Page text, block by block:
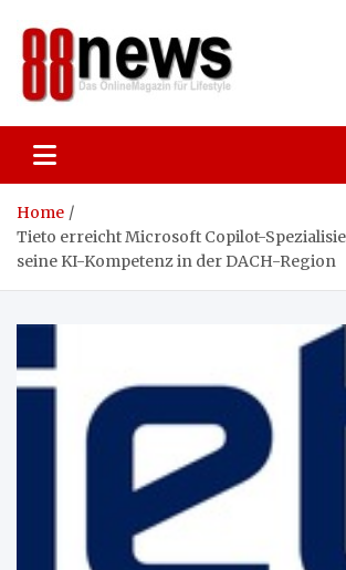
content
Home
Tieto erreicht Microsoft Copilot-
seine KI-Kompetenz in der DACH-Region